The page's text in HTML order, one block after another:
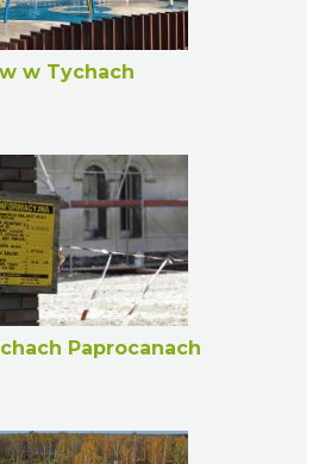
w Tychach
Paprocanach